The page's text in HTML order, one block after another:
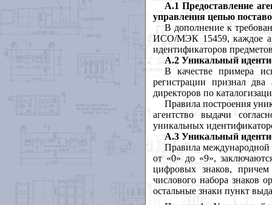
А.1 Предоставление
управления цепью
В дополнение к
ИСО/МЭК 15459, каждое
идентификаторов
А.2 Уникальный
В качестве примера
регистрации признал
директоров по
Правила построения
агентство выдачи
уникальных
А.3 Уникальный
Правила
от «0» до «9»,
цифровых знаков,
числового набора знаков
остальные знаки пункт